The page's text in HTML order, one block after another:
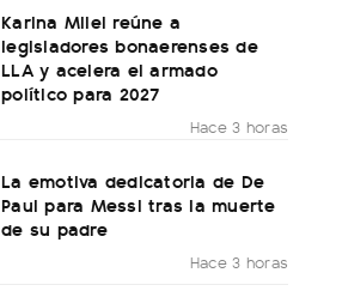
Karina Milei reúne a
legisladores bonaerenses de
LLA y acelera el armado
político para 2027
Hace 3 horas
La emotiva dedicatoria de De
Paul para Messi tras la muerte
de su padre
Hace 3 horas